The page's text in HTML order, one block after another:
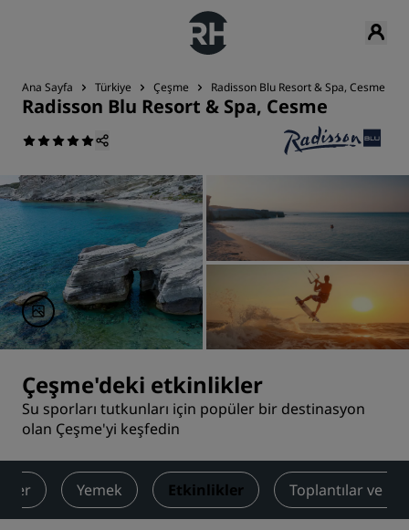
Ana Sayfa Türkiye Çeşme Radisson Blu Resort & Spa, Cesme
Radisson Blu Resort & Spa, Cesme
Çeşme'deki etkinlikler
Su sporları tutkunları için popüler bir destinasyon
olan Çeşme'yi keşfedin
Yemek Etkinlikler Toplantılar ve